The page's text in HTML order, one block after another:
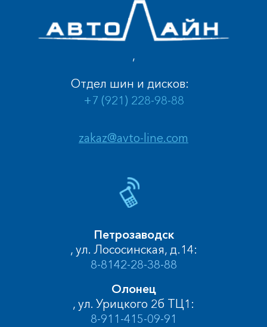
,
zakaz@avto-line.com
Отдел шин и дисков:
+7 (921) 228-98-88
Петрозаводск
, ул. Лососинская, д.14:
8-8142-28-38-88
Олонец
, ул. Урицкого 2б ТЦ1:
8-911-415-09-91